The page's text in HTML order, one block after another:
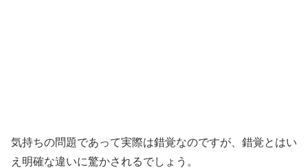
気持ちの問題であって実際は錯覚なのですが、錯覚とはい
え明確な違いに驚かされるでしょう。